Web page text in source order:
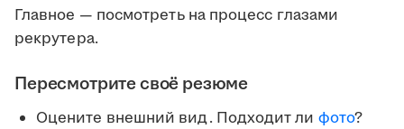
Главное — посмотреть на процесс глазами
рекрутера.
Пересмотрите своё резюме
Оцените внешний вид. Подходит ли фото?